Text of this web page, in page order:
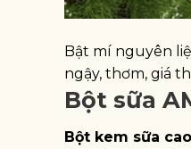
Bật mí nguyên
ngậy, thơm, giá
Bột sữa
Bột kem sữa